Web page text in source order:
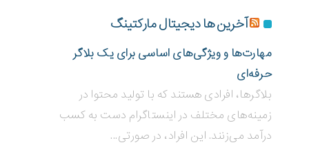
آخرین ها دیجیتال مارکتینگ
مهارت‌ها و ویژگی‌های اساسی برای یک بلاگر
حرفه‌ای
بلاگر‌ها، افرادی هستند که با تولید محتوا در
زمینه‌های مختلف در اینستاگرام دست به کسب
درآمد می‌زنند. این افراد، در صورتی...